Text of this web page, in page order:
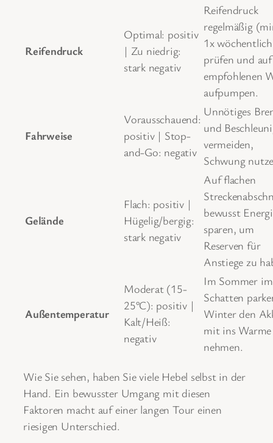
Reifendruck
Optimal: positiv
| Zu niedrig:
stark negativ
Reifendruck
regelmäßig
1x
prüfen und
empfohlenen
aufpumpen.
Fahrweise
Vorausschauend:
positiv | Stop-
and-Go: negativ
Unnötiges
und
vermeiden,
Schwung
Gelände
Flach: positiv |
Hügelig/bergig:
stark negativ
Auf flachen
bewusst
sparen, um
Reserven für
Anstiege zu
Außentemperatur
Moderat (15-
25°C): positiv |
Kalt/Heiß:
negativ
Im Sommer im
Schatten
Winter den
mit ins Warme
nehmen.
Wie Sie sehen, haben Sie viele Hebel selbst in der
Hand. Ein bewusster Umgang mit diesen
Faktoren macht auf einer langen Tour einen
riesigen Unterschied.